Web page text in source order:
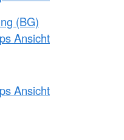
(BG)
Ansicht
Ansicht